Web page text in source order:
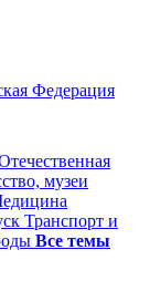
Федерация
музеи
Транспорт и
Все темы